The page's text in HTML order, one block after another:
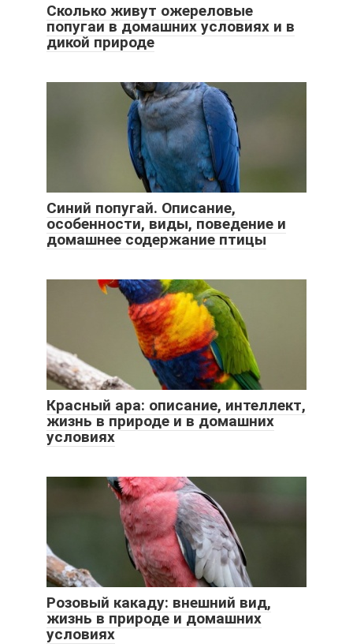
Сколько живут ожереловые
попугаи в домашних условиях и в
дикой природе
Синий попугай. Описание,
особенности, виды, поведение и
домашнее содержание птицы
Красный ара: описание, интеллект,
жизнь в природе и в домашних
условиях
Розовый какаду: внешний вид,
жизнь в природе и домашних
условиях